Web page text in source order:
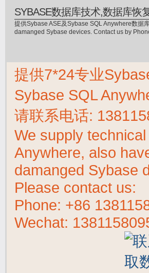
SYBASE数据库技术,数据库恢
提供Sybase ASE及Sybase SQL Anywhere数
damanged Sybase devices. Contact us by
提供7*24专业
Sybase SQL
请联系电话:
We supply
Anywhere, also
damanged Sybase
Please contact us:
Phone: +86
Wechat: